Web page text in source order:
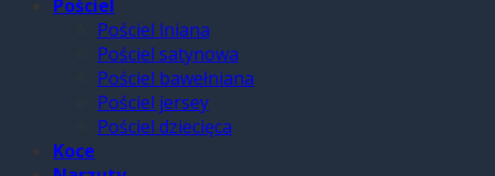
Pościel
Pościel lniana
Pościel satynowa
Pościel bawełniana
Pościel jersey
Pościel dziecięca
Koce